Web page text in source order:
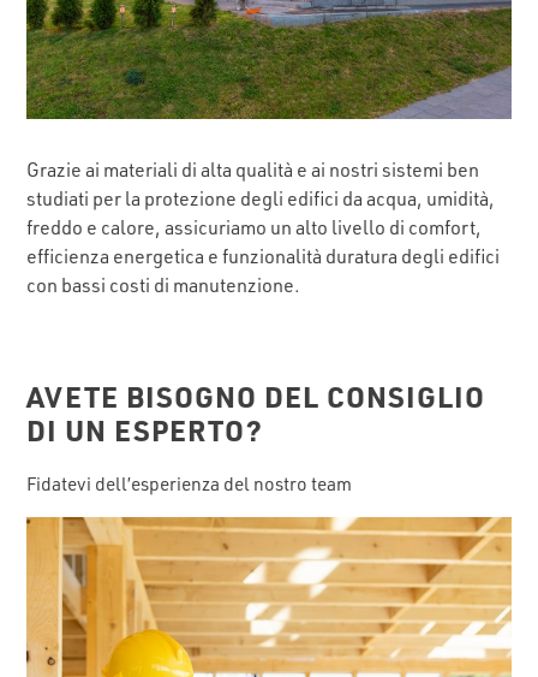
Grazie ai materiali di alta qualità e ai nostri sistemi ben
studiati per la protezione degli edifici da acqua, umidità,
freddo e calore, assicuriamo un alto livello di comfort,
efficienza energetica e funzionalità duratura degli edifici
con bassi costi di manutenzione.
AVETE BISOGNO DEL CONSIGLIO
DI UN ESPERTO?
Fidatevi dell’esperienza del nostro team